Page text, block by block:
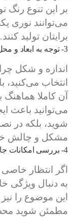
بر این تنوع رنگ
می‌توانند نوری
برایتان تولید کنند.
3- توجه به ابعاد و محل نصب
اندازه و شکل
انتخاب می‌کنید،
آن کاملا هماهنگ
می‌توانید باعث
شوید، بلکه در
مشکل و چالش
4- بررسی امکانات جانبی
اگر انتظار خاصی
به دنبال ویژگی
این موضوع را
مطمئن شوید